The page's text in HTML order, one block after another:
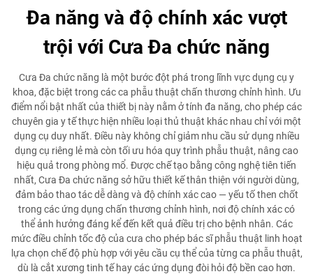
Đa năng và độ chính xác vượt
trội với Cưa Đa chức năng
Cưa Đa chức năng là một bước đột phá trong lĩnh vực dụng cụ y
khoa, đặc biệt trong các ca phẫu thuật chấn thương chỉnh hình. Ưu
điểm nổi bật nhất của thiết bị này nằm ở tính đa năng, cho phép các
chuyên gia y tế thực hiện nhiều loại thủ thuật khác nhau chỉ với một
dụng cụ duy nhất. Điều này không chỉ giảm nhu cầu sử dụng nhiều
dụng cụ riêng lẻ mà còn tối ưu hóa quy trình phẫu thuật, nâng cao
hiệu quả trong phòng mổ. Được chế tạo bằng công nghệ tiên tiến
nhất, Cưa Đa chức năng sở hữu thiết kế thân thiện với người dùng,
đảm bảo thao tác dễ dàng và độ chính xác cao — yếu tố then chốt
trong các ứng dụng chấn thương chỉnh hình, nơi độ chính xác có
thể ảnh hưởng đáng kể đến kết quả điều trị cho bệnh nhân. Các
mức điều chỉnh tốc độ của cưa cho phép bác sĩ phẫu thuật linh hoạt
lựa chọn chế độ phù hợp với yêu cầu cụ thể của từng ca phẫu thuật,
dù là cắt xương tinh tế hay các ứng dụng đòi hỏi độ bền cao hơn.